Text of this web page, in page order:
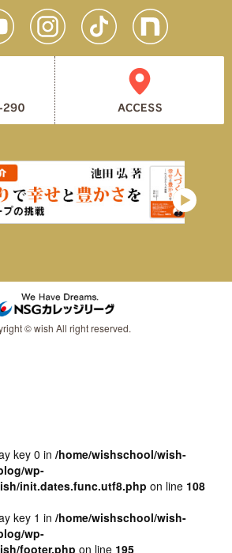
© wish All right reserved.
key 0 in /home/wishschool/wish-
wp-
init.dates.func.utf8.php on line 108
key 1 in /home/wishschool/wish-
wp-
footer.php on line 195